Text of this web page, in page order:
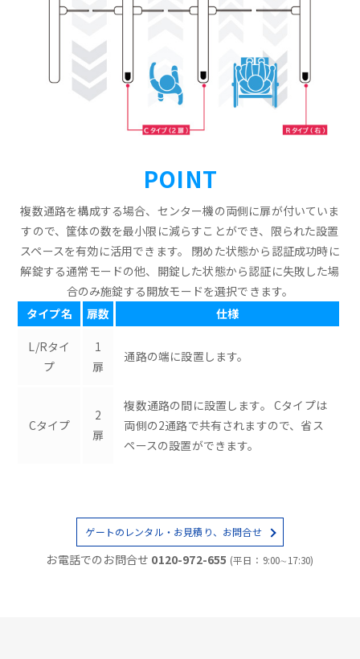
POINT
複数通路を構成する場合、センター機の両側に扉が付いていま
すので、筐体の数を最小限に減らすことができ、限られた設置
スペースを有効に活用できます。 閉めた状態から認証成功時に
解錠する通常モードの他、開錠した状態から認証に失敗した場
合のみ施錠する開放モードを選択できます。
タイプ名
扉数 仕様
L/Rタイ
プ
1
扉
通路の端に設置します。
Cタイプ
2
扉
複数通路の間に設置します。 Cタイプは
両側の2通路で共有されますので、省ス
ペースの設置ができます。
ゲートのレンタル・お見積り、お問合せ
お電話でのお問合せ 0120-972-655 (平日：9:00∼17:30)